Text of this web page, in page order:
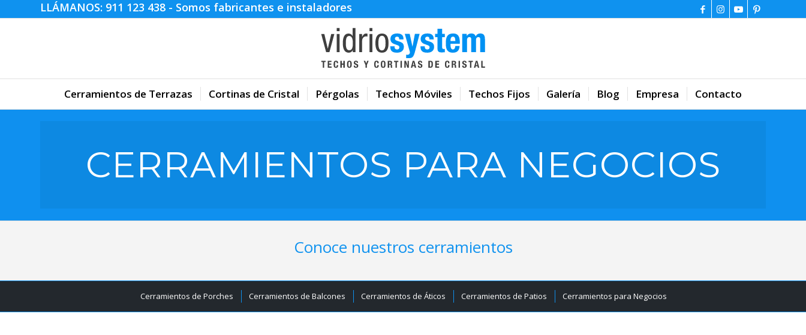
LLÁMANOS: 911 123 438 - Somos fabricantes e instaladores
Cerramientos de Terrazas Cortinas de Cristal Pérgolas Techos Móviles Techos Fijos Galería Blog Empresa Contacto
CERRAMIENTOS PARA NEGOCIOS
Conoce nuestros cerramientos
Cerramientos de Porches Cerramientos de Balcones Cerramientos de Áticos Cerramientos de Patios Cerramientos para Negocios